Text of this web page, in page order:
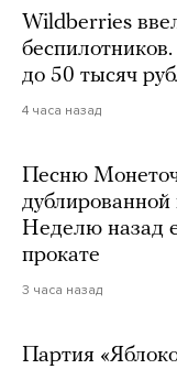
Wildberries
до 50 тысяч
4 часа назад
Песню
дублированной
Неделю назад
прокате
3 часа назад
Партия